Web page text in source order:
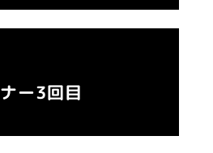
ー3回目